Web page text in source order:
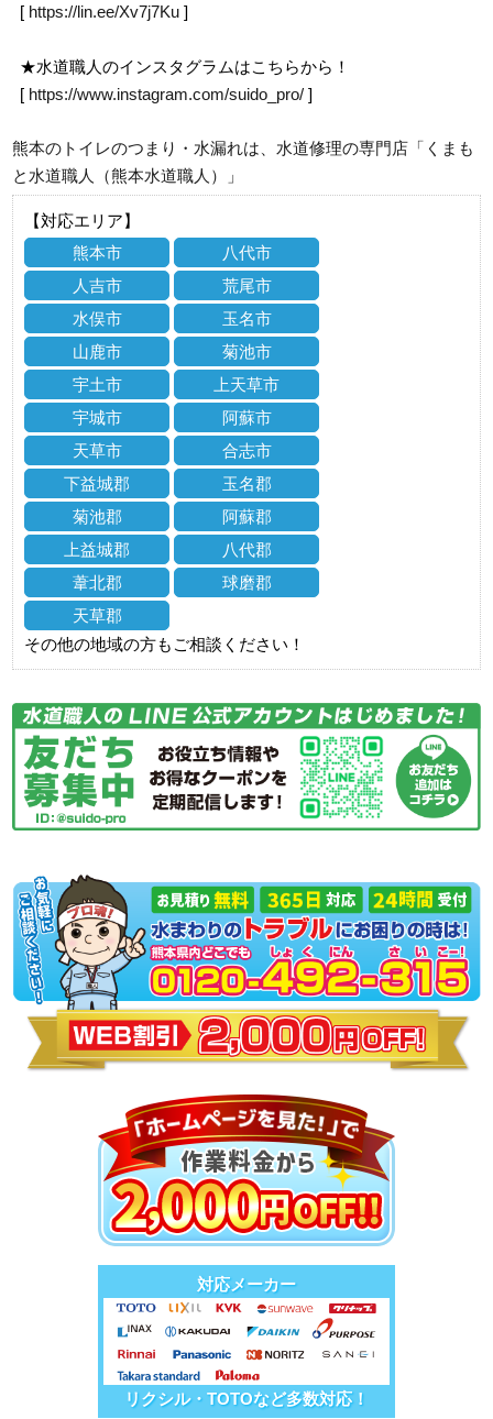
[ https://lin.ee/Xv7j7Ku ]
★水道職人のインスタグラムはこちらから！
[ https://www.instagram.com/suido_pro/ ]
熊本のトイレのつまり・水漏れは、水道修理の専門店「くまも
と水道職人（熊本水道職人）」
【対応エリア】
熊本市
八代市
人吉市
荒尾市
水俣市
玉名市
山鹿市
菊池市
宇土市
上天草市
宇城市
阿蘇市
天草市
合志市
下益城郡
玉名郡
菊池郡
阿蘇郡
上益城郡
八代郡
葦北郡
球磨郡
天草郡
その他の地域の方もご相談ください！
対応メーカー
リクシル・TOTOなど多数対応！